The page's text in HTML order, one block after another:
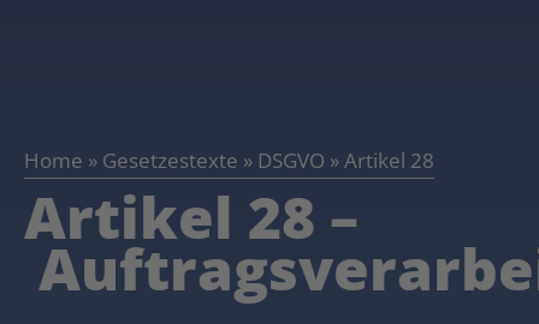
Home » Gesetzestexte » DSGVO »Artikel 28
Artikel 28 –